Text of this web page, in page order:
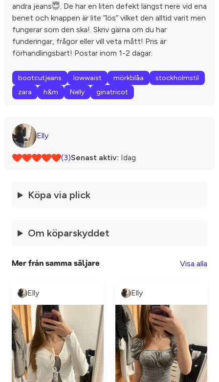
andra jeans😇. De har en liten defekt längst nere vid ena
benet och knappen är lite ”lös” vilket den alltid varit men
fungerar som den ska!. Skriv gärna om du har
funderingar, frågor eller vill veta mått! Pris är
förhandlingsbart! Postar inom 1-2 dagar.
bootcutjeans lowwaist mörkblåa
stockholmstil
zara
h&m Nelly ginatricot
Elly
(3)Senast aktiv: Idag
Köpa via plick
Om köparskyddet
Mer från samma säljare Visa alla
Elly Elly